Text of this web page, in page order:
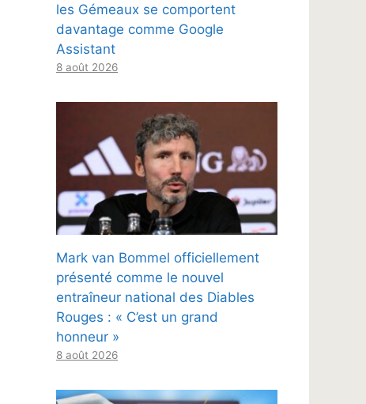
les Gémeaux se comportent
davantage comme Google
Assistant
8 août 2026
Mark van Bommel officiellement
présenté comme le nouvel
entraîneur national des Diables
Rouges : « C’est un grand
honneur »
8 août 2026